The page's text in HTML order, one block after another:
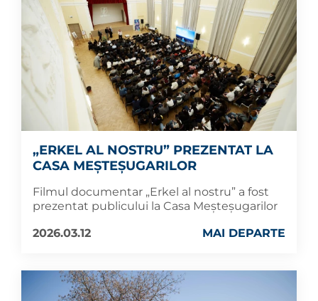
„ERKEL AL NOSTRU” PREZENTAT LA
CASA MEȘTEȘUGARILOR
Filmul documentar „Erkel al nostru” a fost
prezentat publicului la Casa Meșteșugarilor
2026.03.12
MAI DEPARTE